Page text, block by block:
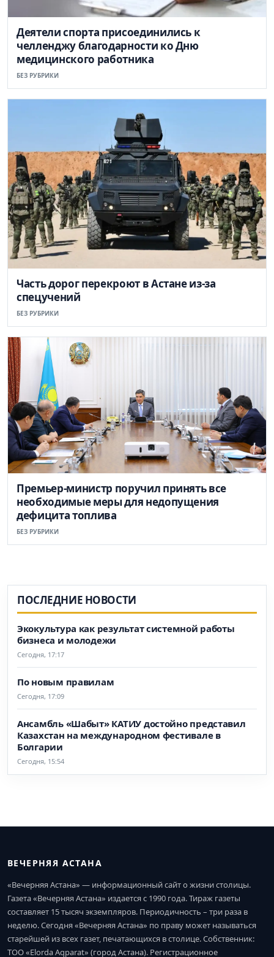
Деятели спорта присоединились к
челленджу благодарности ко Дню
медицинского работника
БЕЗ РУБРИКИ
Часть дорог перекроют в Астане из-за
спецучений
БЕЗ РУБРИКИ
Премьер-министр поручил принять все
необходимые меры для недопущения
дефицита топлива
БЕЗ РУБРИКИ
ПОСЛЕДНИЕ НОВОСТИ
Экокультура как результат системной работы
бизнеса и молодежи
Сегодня, 17:17
По новым правилам
Сегодня, 17:09
Ансамбль «Шабыт» КАТИУ достойно представил
Казахстан на международном фестивале в
Болгарии
Сегодня, 15:54
ВЕЧЕРНЯЯ АСТАНА
«Вечерняя Астана» — информационный сайт о жизни столицы.
Газета «Вечерняя Астана» издается с 1990 года. Тираж газеты
составляет 15 тысяч экземпляров. Периодичность – три раза в
неделю. Сегодня «Вечерняя Астана» по праву может называться
старейшей из всех газет, печатающихся в столице. Собственник:
ТОО «Elorda Aqparat» (город Астана). Регистрационное